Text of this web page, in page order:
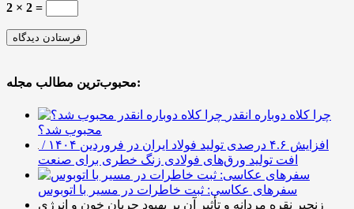
2 × 2 =
محبوب‌ترین مطالب مجله:
چرا کلاه دوباره انقدر
محبوب شد؟
افزایش ۴.۶ درصدی تولید فولاد ایران در فروردین ۱۴۰۴ /
افت تولید ورق‌های فولادی زنگ خطری برای صنعت
سفرهای عکاسی: ثبت خاطرات در مسیر با اتوبوس
زنجیر نقره مردانه و تأثیر آن بر بهبود جریان خون و انرژی